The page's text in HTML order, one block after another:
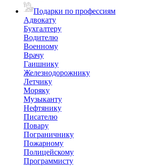
Подарки по профессиям
Адвокату
Бухгалтеру
Водителю
Военному
Врачу
Гаишнику
Железнодорожнику
Летчику
Моряку
Музыканту
Нефтянику
Писателю
Повару
Пограничнику
Пожарному
Полицейскому
Программисту